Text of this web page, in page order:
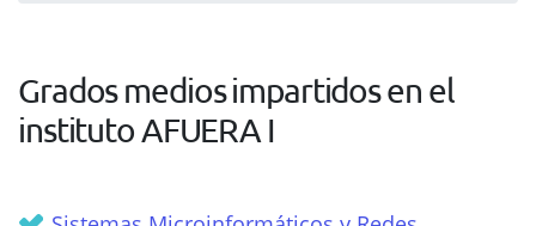
Grados medios impartidos en el
instituto AFUERA I